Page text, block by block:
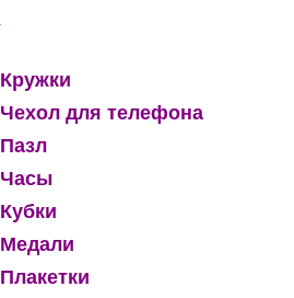
Кружки
Чехол для телефона
Пазл
Часы
Кубки
Медали
Плакетки